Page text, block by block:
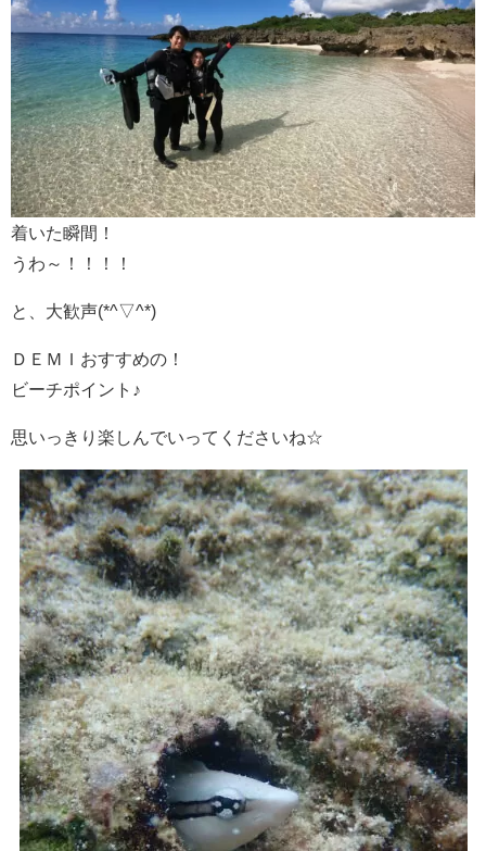
着いた瞬間！
うわ～！！！！
と、大歓声(*^▽^*)
ＤＥＭＩおすすめの！
ビーチポイント♪
思いっきり楽しんでいってくださいね☆